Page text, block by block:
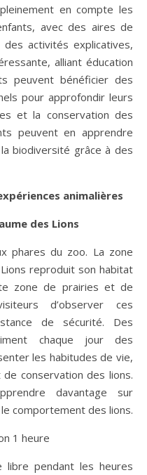
en compte les
avec des aires de
activités explicatives,
alliant éducation
peuvent bénéficier des
pour approfondir leurs
et la conservation des
peuvent en apprendre
biodiversité grâce à des
animalières
des Lions
phares du zoo. La zone
reproduit son habitat
zone de prairies et de
d’observer ces
de sécurité. Des
chaque jour des
les habitudes de vie,
conservation des lions.
davantage sur
comportement des lions.
1 heure
libre pendant les heures